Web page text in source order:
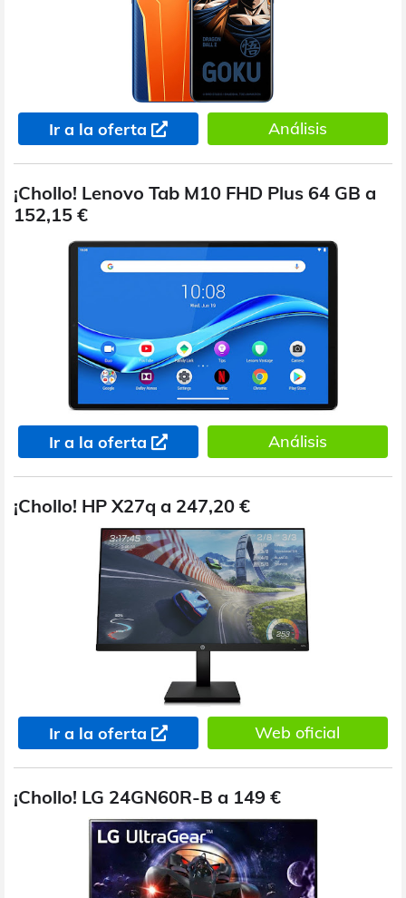
Ir a la oferta Análisis
¡Chollo! Lenovo Tab M10 FHD Plus 64 GB a
152,15 €
Ir a la oferta Análisis
¡Chollo! HP X27q a 247,20 €
Ir a la oferta Web oficial
¡Chollo! LG 24GN60R-B a 149 €